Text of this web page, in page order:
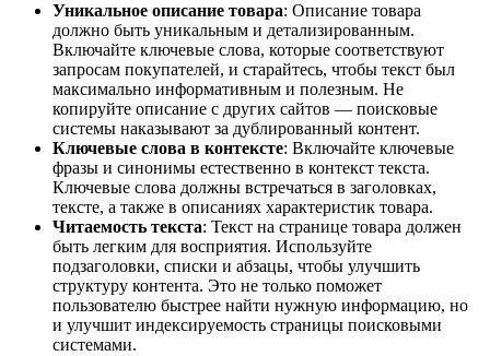
Уникальное описание товара: Описание товара
должно быть уникальным и детализированным.
Включайте ключевые слова, которые соответствуют
запросам покупателей, и старайтесь, чтобы текст был
максимально информативным и полезным. Не
копируйте описание с других сайтов — поисковые
системы наказывают за дублированный контент.
Ключевые слова в контексте: Включайте ключевые
фразы и синонимы естественно в контекст текста.
Ключевые слова должны встречаться в заголовках,
тексте, а также в описаниях характеристик товара.
Читаемость текста: Текст на странице товара должен
быть легким для восприятия. Используйте
подзаголовки, списки и абзацы, чтобы улучшить
структуру контента. Это не только поможет
пользователю быстрее найти нужную информацию, но
и улучшит индексируемость страницы поисковыми
системами.